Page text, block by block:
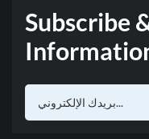
Subscribe